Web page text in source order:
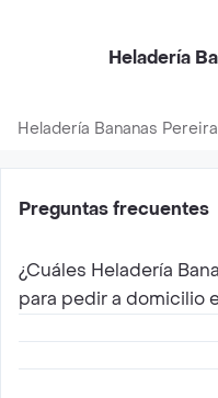
Heladería
Heladería Bananas Pereira
Preguntas frecuentes
¿Cuáles Heladería
para pedir a domicilio